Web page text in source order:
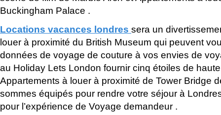
Buckingham Palace .
Locations vacances londres sera un
louer à proximité du British Museum qui peuvent
données de voyage de couture à vos envies de
au Holiday Lets London fournir cinq étoiles de
Appartements à louer à proximité de Tower Bridge
sommes équipés pour rendre votre séjour à
pour l’expérience de Voyage demandeur .